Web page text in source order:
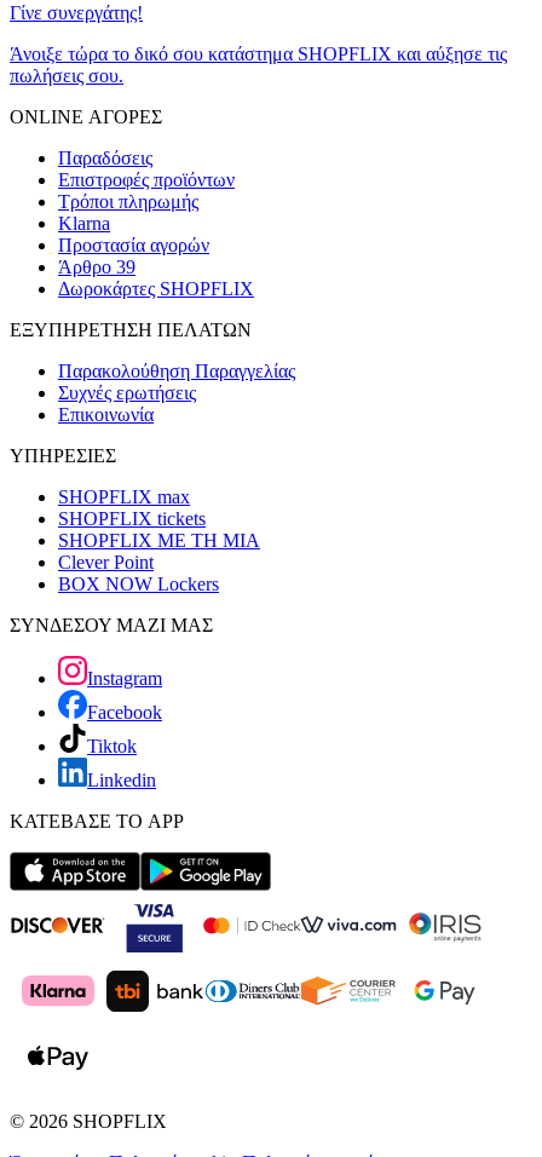
Γίνε συνεργάτης!
Άνοιξε τώρα το δικό σου κατάστημα SHOPFLIX και αύξησε τις
πωλήσεις σου.
ONLINE ΑΓΟΡΕΣ
Παραδόσεις
Επιστροφές προϊόντων
Τρόποι πληρωμής
Klarna
Προστασία αγορών
Άρθρο 39
Δωροκάρτες SHOPFLIX
ΕΞΥΠΗΡΕΤΗΣΗ ΠΕΛΑΤΩΝ
Παρακολούθηση Παραγγελίας
Συχνές ερωτήσεις
Επικοινωνία
ΥΠΗΡΕΣΙΕΣ
SHOPFLIX max
SHOPFLIX tickets
SHOPFLIX ΜΕ ΤΗ ΜΙΑ
Clever Point
BOX NOW Lockers
ΣΥΝΔΕΣΟΥ ΜΑΖΙ ΜΑΣ
Instagram
Facebook
Tiktok
Linkedin
ΚΑΤΕΒΑΣΕ ΤΟ APP
© 2026 SHOPFLIX